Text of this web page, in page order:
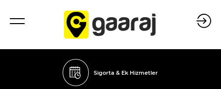
Sigorta & Ek Hizmetler